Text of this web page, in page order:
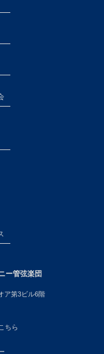
ー管弦楽団
第3ビル6階
ちら